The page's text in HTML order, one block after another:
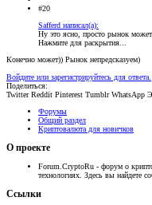
#20
Safferd написал(а):
Ну это ясно, просто рынок
Нажмите для раскрытия...
Конечно может)) Рынок непредсказуем)
Войдите или зарегистрируйтесь для ответа.
Поделиться:
Twitter Reddit Pinterest Tumblr WhatsApp
Форумы
Общий раздел
Криптовалюта для новичков
О проекте
Forum.CryptoRu - форум о
технологиях. Здесь вы найдете
Ссылки